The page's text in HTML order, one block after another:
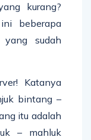
kurang?
beberapa
sudah
Katanya
bintang –
itu adalah
– mahluk